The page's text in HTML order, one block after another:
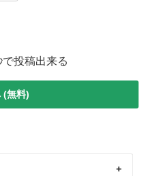
投稿出来る
(無料)